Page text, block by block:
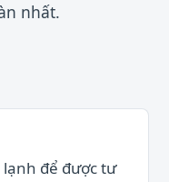
nhất.
lạnh để được tư